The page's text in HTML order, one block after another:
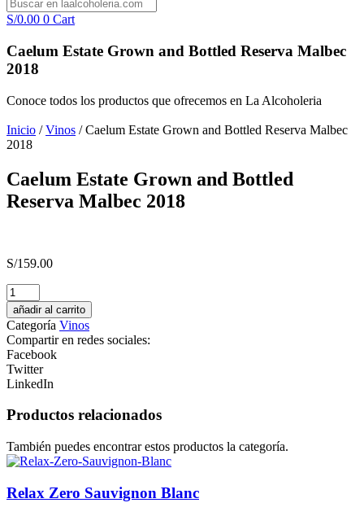
S/0.00 0 Cart
Caelum Estate Grown and Bottled Reserva Malbec
2018
Conoce todos los productos que ofrecemos en La Alcoholeria
Inicio /Vinos / Caelum Estate Grown and Bottled Reserva Malbec
2018
Caelum Estate Grown and Bottled
Reserva Malbec 2018
S/159.00
UBY
VINO
BLANCO
ESPUMOSO
SECO
cantidad
añadir al carrito
Categoría Vinos
Compartir en redes sociales:
Facebook
Twitter
LinkedIn
Productos relacionados
También puedes encontrar estos productos la categoría.
Relax Zero Sauvignon Blanc